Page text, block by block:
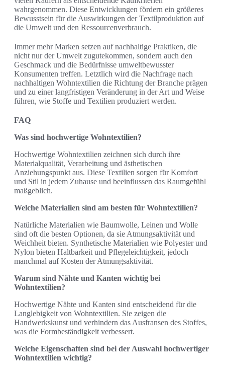
wahrgenommen. Diese Entwicklungen fördern ein größeres
Bewusstsein für die Auswirkungen der Textilproduktion auf
die Umwelt und den Ressourcenverbrauch.
Immer mehr Marken setzen auf nachhaltige Praktiken, die
nicht nur der Umwelt zugutekommen, sondern auch den
Geschmack und die Bedürfnisse umweltbewusster
Konsumenten treffen. Letztlich wird die Nachfrage nach
nachhaltigen Wohntextilien die Richtung der Branche prägen
und zu einer langfristigen Veränderung in der Art und Weise
führen, wie Stoffe und Textilien produziert werden.
FAQ
Was sind hochwertige Wohntextilien?
Hochwertige Wohntextilien zeichnen sich durch ihre
Materialqualität, Verarbeitung und ästhetischen
Anziehungspunkt aus. Diese Textilien sorgen für Komfort
und Stil in jedem Zuhause und beeinflussen das Raumgefühl
maßgeblich.
Welche Materialien sind am besten für Wohntextilien?
Natürliche Materialien wie Baumwolle, Leinen und Wolle
sind oft die besten Optionen, da sie Atmungsaktivität und
Weichheit bieten. Synthetische Materialien wie Polyester und
Nylon bieten Haltbarkeit und Pflegeleichtigkeit, jedoch
manchmal auf Kosten der Atmungsaktivität.
Warum sind Nähte und Kanten wichtig bei
Wohntextilien?
Hochwertige Nähte und Kanten sind entscheidend für die
Langlebigkeit von Wohntextilien. Sie zeigen die
Handwerkskunst und verhindern das Ausfransen des Stoffes,
was die Formbeständigkeit verbessert.
Welche Eigenschaften sind bei der Auswahl hochwertiger
Wohntextilien wichtig?